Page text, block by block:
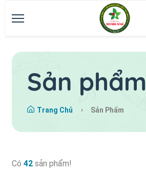
Sản phẩm
Trang Chủ Sản Phẩm
Có42 sản phẩm!